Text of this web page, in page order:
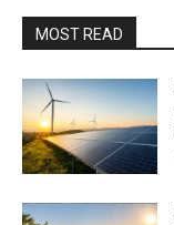
MOST READ